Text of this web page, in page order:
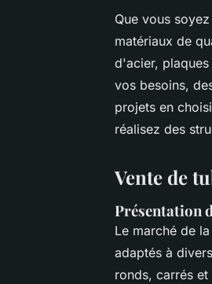
Que vous
matériaux de
d'acier,
vos besoins,
projets en
réalisez des
Vente de
Présentation
Le marché de la
adaptés à
ronds, carrés